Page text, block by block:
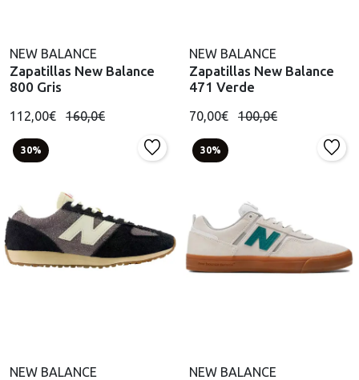
NEW BALANCE
Zapatillas New Balance
800 Gris
112,00€ 160,0€
NEW BALANCE
Zapatillas New Balance
471 Verde
70,00€ 100,0€
30%
NEW BALANCE
30%
NEW BALANCE